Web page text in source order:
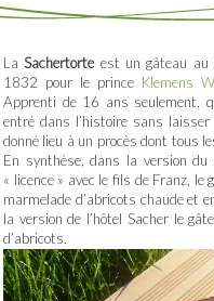
LaSachertorte est un gâteau au
1832 pour le prince Klemens
Apprenti de 16 ans seulement,
entré dans l’histoire sans
donné lieu à un procès dont tous
En synthèse, dans la version
« licence » avec le fils de Franz, le
marmelade d’abricots chaude et
la version de l’hôtel Sacher le
d’abricots.